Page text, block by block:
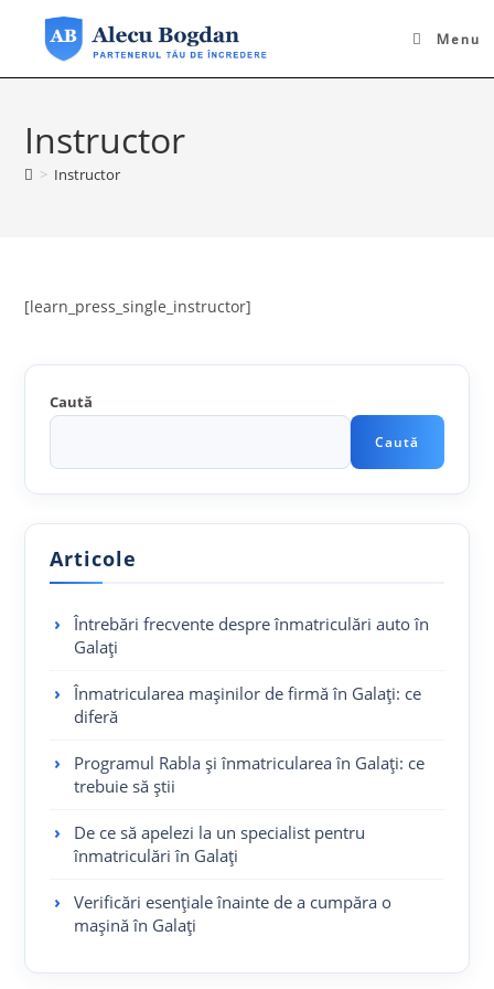
Menu
Instructor
> Instructor
[learn_press_single_instructor]
Caută
Caută
Articole
Întrebări frecvente despre înmatriculări auto în
Galați
Înmatricularea mașinilor de firmă în Galați: ce
diferă
Programul Rabla și înmatricularea în Galați: ce
trebuie să știi
De ce să apelezi la un specialist pentru
înmatriculări în Galați
Verificări esențiale înainte de a cumpăra o
mașină în Galați